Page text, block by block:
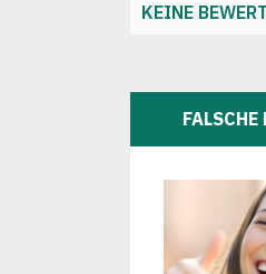
KEINE
FALSCHE